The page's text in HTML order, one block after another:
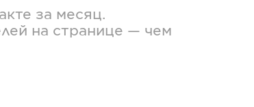
за месяц.
на странице — чем